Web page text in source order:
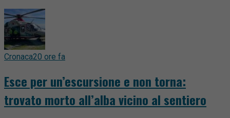
Cronaca20 ore fa
Esce per un’escursione e non torna:
trovato morto all’alba vicino al sentiero